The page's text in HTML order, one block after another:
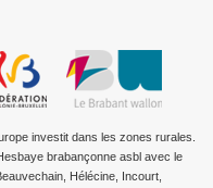
investit dans les zones rurales.
brabançonne asbl avec le
Hélécine, Incourt,